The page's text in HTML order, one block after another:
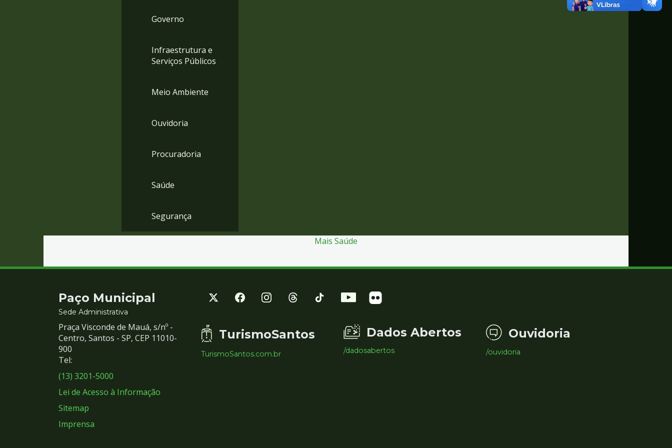
Governo
Infraestrutura e
Serviços Públicos
Meio Ambiente
Ouvidoria
Procuradoria
Saúde
Segurança
Mais Saúde
Contato
e
Redes
Sociais
Paço Municipal
Sede Administrativa
Praça Visconde de Mauá, s/nº -
Centro, Santos - SP, CEP 11010-
900
Tel:
(13) 3201-5000
Lei de Acesso à Informação
Sitemap
Imprensa
TurismoSantos
TurismoSantos.com.br
Dados Abertos
/dadosabertos
Ouvidoria
/ouvidoria